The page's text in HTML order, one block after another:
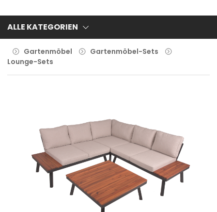
ALLE KATEGORIEN
Gartenmöbel
Gartenmöbel-Sets
Lounge-Sets